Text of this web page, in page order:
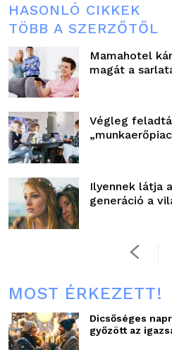
HASONLÓ CIKKEK
TÖBB A SZERZŐTŐL
Mamahotel
magát a
Végleg
Ilyennek látja
generáció a
MOST ÉRKEZETT!
Dicsőséges
győzött az